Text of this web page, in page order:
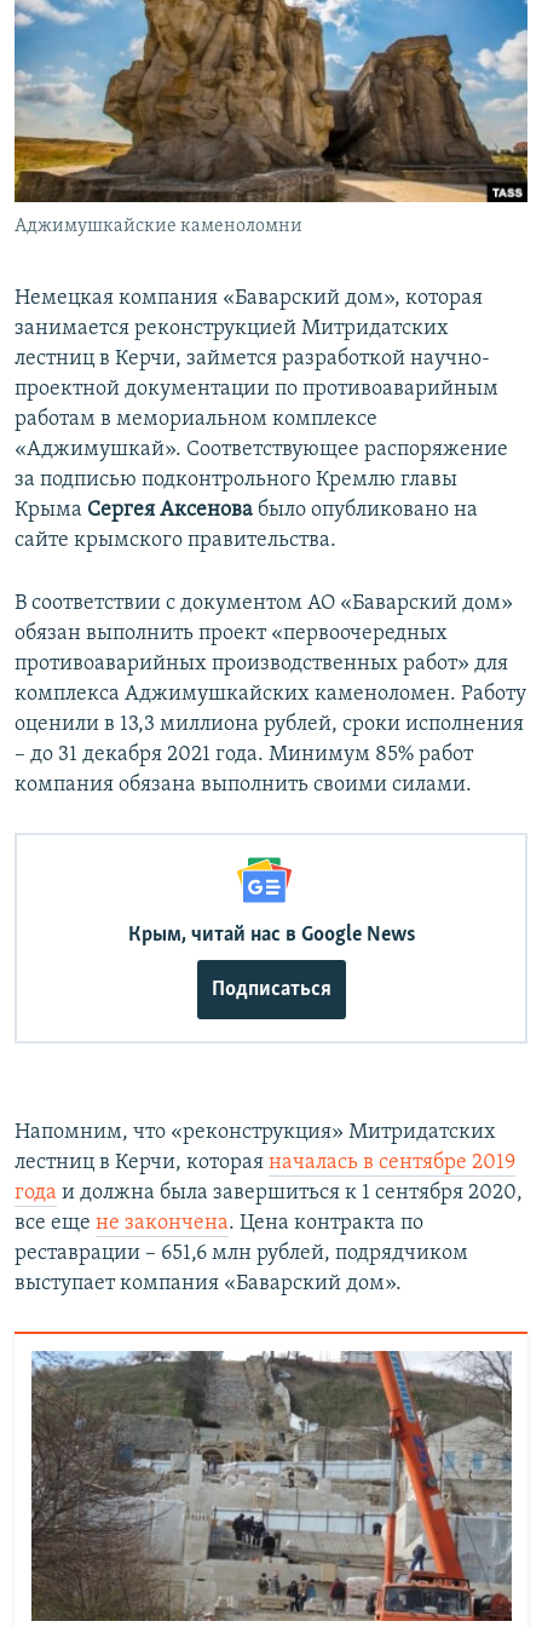
ПОБЕДИТЕЛЕЙ НЕ СУДЯТ?
КРЫМ.НЕПОКОРЕННЫЙ
ELIFBE
УКРАИНСКАЯ ПРОБЛЕМА КРЫМА
ПРИСОЕДИНЯЙТЕСЬ!
Все сайты RFE/RL
Аджимушкайские каменоломни
Немецкая компания «Баварский дом», которая
занимается реконструкцией Митридатских
лестниц в Керчи, займется разработкой научно-
проектной документации по противоаварийным
работам в мемориальном комплексе
«Аджимушкай». Соответствующее распоряжение
за подписью подконтрольного Кремлю главы
Крыма Сергея Аксенова было опубликовано на
сайте крымского правительства.
В соответствии с документом АО «Баварский дом»
обязан выполнить проект «первоочередных
противоаварийных производственных работ» для
комплекса Аджимушкайских каменоломен. Работу
оценили в 13,3 миллиона рублей, сроки исполнения
– до 31 декабря 2021 года. Минимум 85% работ
компания обязана выполнить своими силами.
Крым, читай нас в Google News
Подписаться
Напомним, что «реконструкция» Митридатских
лестниц в Керчи, которая началась в сентябре 2019
года и должна была завершиться к 1 сентября 2020,
все еще не закончена. Цена контракта по
реставрации – 651,6 млн рублей, подрядчиком
выступает компания «Баварский дом».